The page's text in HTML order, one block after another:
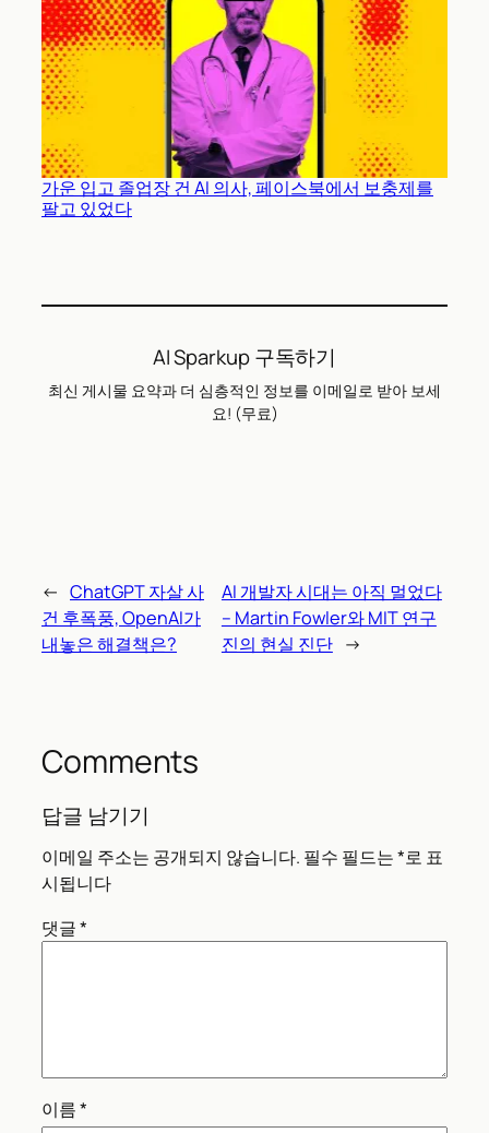
가운 입고 졸업장 건 AI 의사, 페이스북에서 보충제를
팔고 있었다
AI Sparkup 구독하기
최신 게시물 요약과 더 심층적인 정보를 이메일로 받아 보세
요! (무료)
← ChatGPT 자살 사
건 후폭풍, OpenAI가
내놓은 해결책은?
AI 개발자 시대는 아직 멀었다
– Martin Fowler와 MIT 연구
진의 현실 진단 →
Comments
답글 남기기
이메일 주소는 공개되지 않습니다. 필수 필드는*로 표
시됩니다
댓글*
이름*